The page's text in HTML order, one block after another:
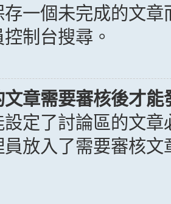
一個未完成的文
制台搜尋。
章需要審核後才能
定了討論區的文
放入了需要審核